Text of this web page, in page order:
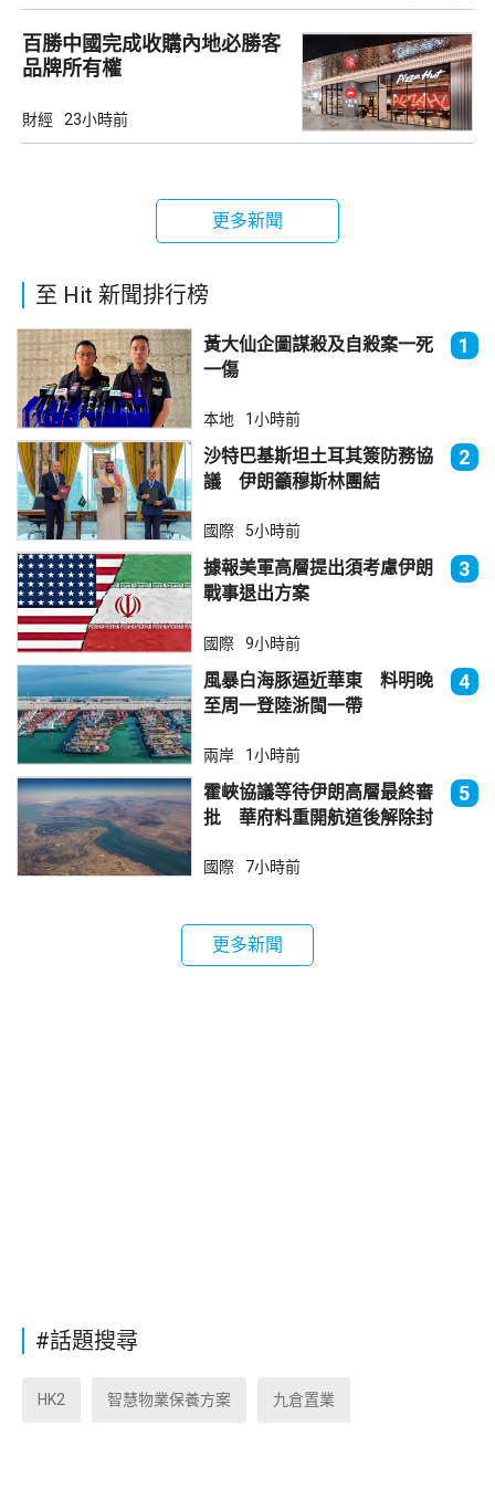
百勝中國完成收購內地必勝客
品牌所有權
財經 23小時前
更多新聞
至 Hit 新聞排行榜
黃大仙企圖謀殺及自殺案一死
一傷
1
本地 1小時前
沙特巴基斯坦土耳其簽防務協
議 伊朗籲穆斯林團結
2
國際 5小時前
據報美軍高層提出須考慮伊朗
戰事退出方案
3
國際 9小時前
風暴白海豚逼近華東 料明晚
至周一登陸浙閩一帶
4
兩岸 1小時前
霍峽協議等待伊朗高層最終審
批 華府料重開航道後解除封
5
國際 7小時前
更多新聞
#話題搜尋
HK2 智慧物業保養方案 九倉置業